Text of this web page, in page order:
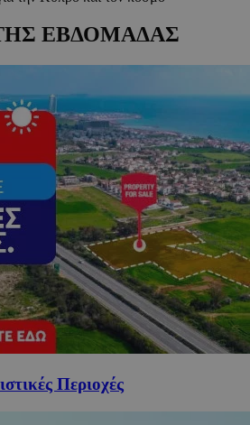
ΕΒΔΟΜΑΔΑΣ
Περιοχές